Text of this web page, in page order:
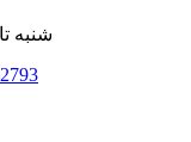
شنبه تا